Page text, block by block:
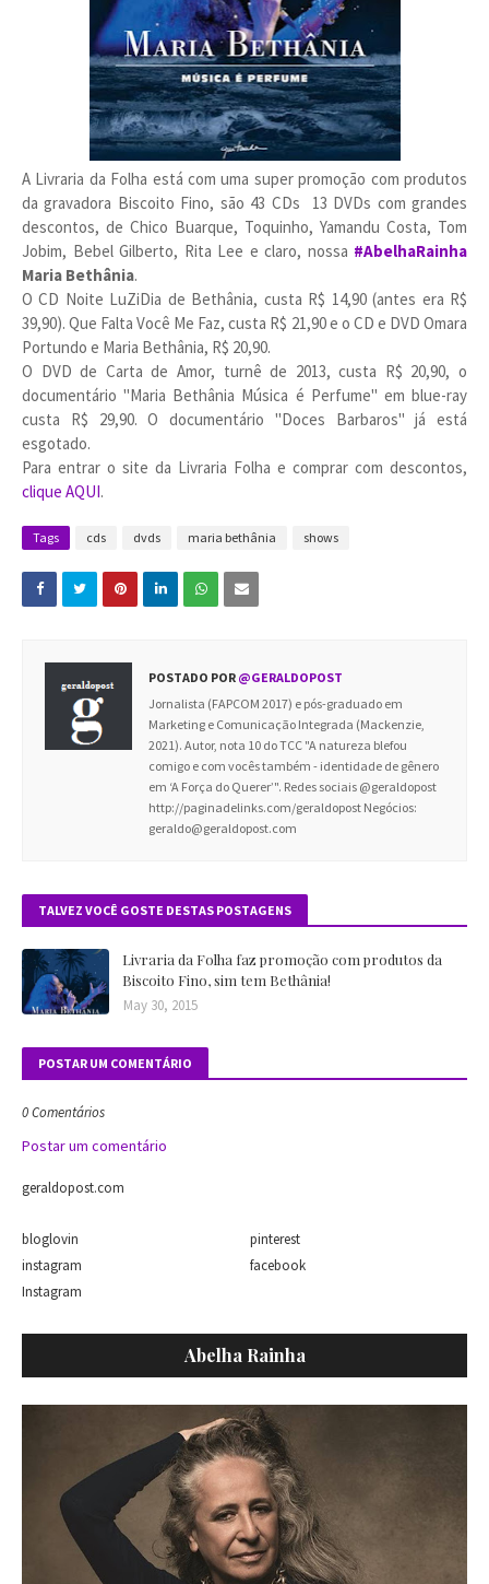
A Livraria da Folha está com uma super promoção com produtos
da gravadora Biscoito Fino, são 43 CDs 13 DVDs com grandes
descontos, de Chico Buarque, Toquinho, Yamandu Costa, Tom
Jobim, Bebel Gilberto, Rita Lee e claro, nossa #AbelhaRainha
Maria Bethânia.
O CD Noite LuZiDia de Bethânia, custa R$ 14,90 (antes era R$
39,90). Que Falta Você Me Faz, custa R$ 21,90 e o CD e DVD Omara
Portundo e Maria Bethânia, R$ 20,90.
O DVD de Carta de Amor, turnê de 2013, custa R$ 20,90, o
documentário "Maria Bethânia Música é Perfume" em blue-ray
custa R$ 29,90. O documentário "Doces Barbaros" já está
esgotado.
Para entrar o site da Livraria Folha e comprar com descontos,
clique AQUI.
Tags cds dvds maria bethânia shows
POSTADO POR @GERALDOPOST
Jornalista (FAPCOM 2017) e pós-graduado em
Marketing e Comunicação Integrada (Mackenzie,
2021). Autor, nota 10 do TCC "A natureza blefou
comigo e com vocês também - identidade de gênero
em ‘A Força do Querer’". Redes sociais @geraldopost
http://paginadelinks.com/geraldopost Negócios:
geraldo@geraldopost.com
TALVEZ VOCÊ GOSTE DESTAS POSTAGENS
Livraria da Folha faz promoção com produtos da
Biscoito Fino, sim tem Bethânia!
May 30, 2015
POSTAR UM COMENTÁRIO
0 Comentários
Postar um comentário
geraldopost.com
bloglovin
pinterest
instagram
facebook
Instagram
Abelha Rainha